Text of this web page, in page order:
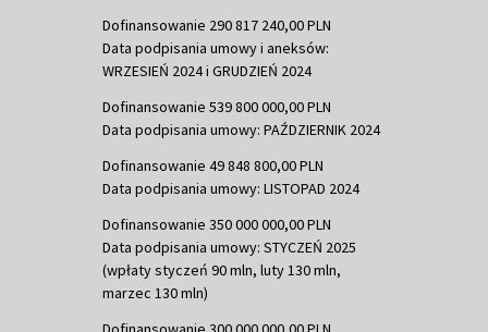
Dofinansowanie 290 817 240,00 PLN
Data podpisania umowy i aneksów:
WRZESIEŃ 2024 i GRUDZIEŃ 2024
Dofinansowanie 539 800 000,00 PLN
Data podpisania umowy: PAŹDZIERNIK 2024
Dofinansowanie 49 848 800,00 PLN
Data podpisania umowy: LISTOPAD 2024
Dofinansowanie 350 000 000,00 PLN
Data podpisania umowy: STYCZEŃ 2025
(wpłaty styczeń 90 mln, luty 130 mln,
marzec 130 mln)